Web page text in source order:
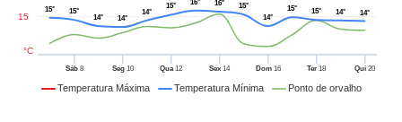
ou
Temperatura Máxima Temperatura Mínima Ponto de orvalho
Sáb8 Seg10 Qua12 Sex 14 Dom16 Ter 18 Qui 20
15
°C
15° 15°
14° 14°
14°
15° 16° 16°
15°
14°
15° 15° 14° 14°